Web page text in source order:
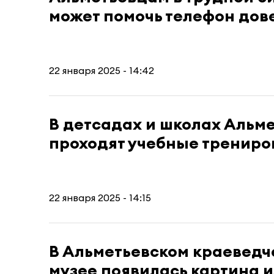
может помочь телефон
22 января 2025 - 14:42
В детсадах и школах
проходят учебные
22 января 2025 - 14:15
В Альметьевском